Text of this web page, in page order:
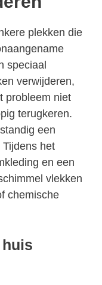
plekken die
speciaal
verwijderen,
probleem niet
terugkeren.
een
het
en een
vlekken
chemische